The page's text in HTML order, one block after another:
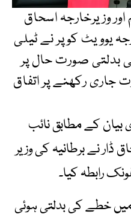
وزیرخارجہ اسحاق
یوویٹ کوپر نے ٹیلی
صورت حال پر
جاری رکھنے پر اتفاق
بیان کے مطابق نائب
ڈار نے برطانیہ کی وزیر
رابطہ کیا۔
میں خطے کی بدلتی ہوئی